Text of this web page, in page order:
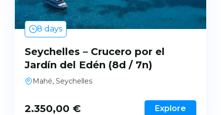
8 days
Seychelles – Crucero por el
Jardín del Edén (8d / 7n)
Mahé, Seychelles
2.350,00 € Explore